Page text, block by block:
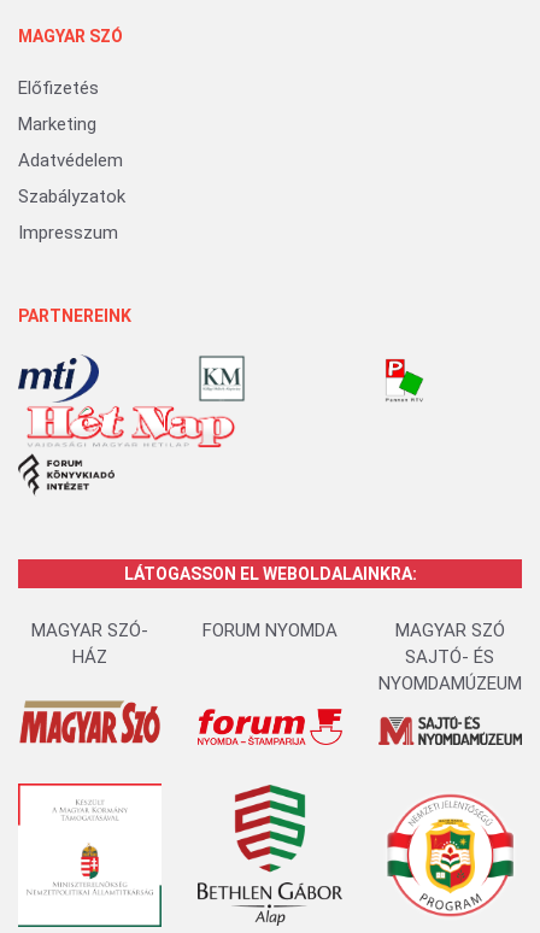
MAGYAR SZÓ
Előfizetés
Marketing
Adatvédelem
Szabályzatok
Impresszum
PARTNEREINK
LÁTOGASSON EL WEBOLDALAINKRA:
MAGYAR SZÓ-
HÁZ
FORUM NYOMDA
MAGYAR SZÓ
SAJTÓ- ÉS
NYOMDAMÚZEUM